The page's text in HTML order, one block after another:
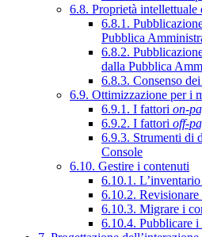
6.8. Proprietà intellettuale
6.8.1.
Pubblica
6.8.2.
dalla Pubblica
6.8.3. Consenso
6.9. Ottimizzazione per i
6.9.1. I fattori on-
6.9.2. I fattori off-
6.9.3. Strumenti di
Console
6.10. Gestire i contenuti
6.10.1.
6.10.2.
6.10.3. Migrare i
6.10.4. Pubblicare i